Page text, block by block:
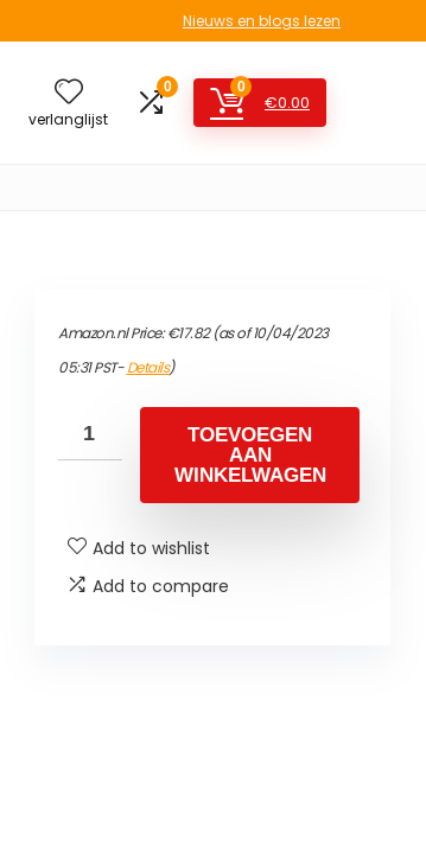
Nieuws en blogs lezen
verlanglijst
0 0
€0.00
Amazon.nl Price:€17.82(as of 10/04/2023
05:31 PST-Details)
TOEVOEGEN
AAN
WINKELWAGEN
Add to wishlist
Add to compare